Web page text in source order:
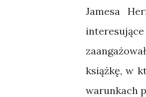
Jamesa
książkę, w
warunkach